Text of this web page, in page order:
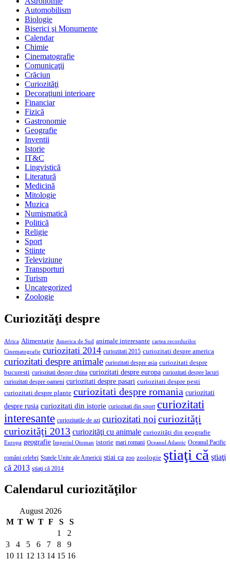
Automobilism
Biologie
Biserici şi Monumente
Calendar
Chimie
Cinematografie
Comunicaţii
Crăciun
Curiozităţi
Decoraţiuni interioare
Financiar
Fizică
Gastronomie
Geografie
Inventii
Istorie
IT&C
Lingvistică
Literatură
Medicină
Mitologie
Muzica
Numismatică
Politică
Religie
Sport
Stiinte
Televiziune
Transporturi
Turism
Uncategorized
Zoologie
Curiozităţi despre
Africa Alimentaţie America de Sud animale interesante cartea recordurilor
Cinematografie curiozitati 2014 curiozitati 2015 curiozitati despre america
curiozitati despre animale curiozitati despre asia curiozitati despre
bucuresti curiozitati despre china curiozitati despre europa curiozitati despre lacuri
curiozitati despre oameni curiozitati despre pasari curiozitati despre pesti
curiozitati despre plante curiozitati despre romania curiozitati
despre rusia curiozitati din istorie curiozitati din sport curiozitati
interesante curiozitatile de azi curiozitati noi curiozităţi
curiozităţi 2013 curiozităţi cu animale curiozităţi din geografie
Europa geografie Imperiul Otoman istorie mari romani Oceanul Atlantic Oceanul Pacific
români celebri Statele Unite ale Americii stiai ca zoo zoologie ştiaţi că ştiaţi
că 2013 ştiaţi că 2014
Calendarul curiozităţilor
August 2026
M T W T F S
S
1
2
3
4 5 6 7 8
9
10 11 12 13 14 15 16